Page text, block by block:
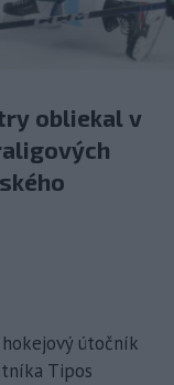
obliekal v
hokejový útočník
Tipos